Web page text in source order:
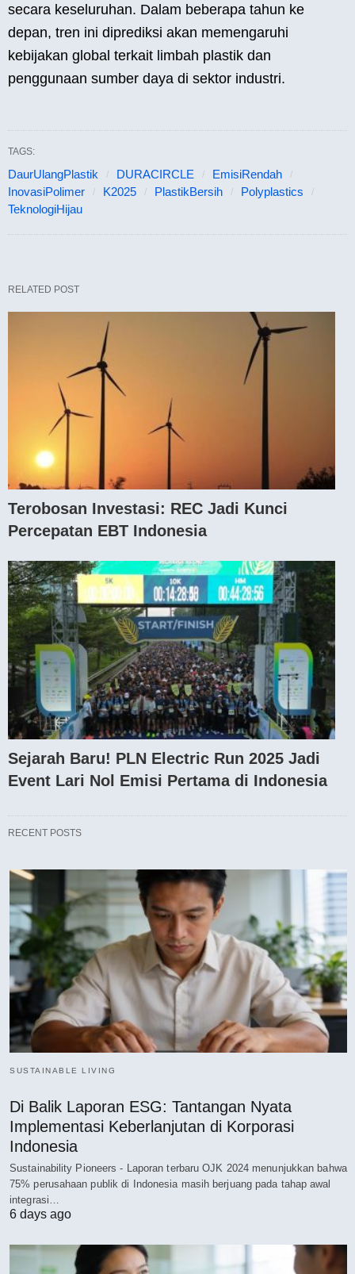
secara keseluruhan. Dalam beberapa tahun ke
depan, tren ini diprediksi akan memengaruhi
kebijakan global terkait limbah plastik dan
penggunaan sumber daya di sektor industri.
TAGS:
DaurUlangPlastik DURACIRCLE
EmisiRendah
InovasiPolimer
K2025 PlastikBersih
Polyplastics
TeknologiHijau
RELATED POST
Terobosan Investasi: REC Jadi Kunci
Percepatan EBT Indonesia
Sejarah Baru! PLN Electric Run 2025 Jadi
Event Lari Nol Emisi Pertama di Indonesia
RECENT POSTS
SUSTAINABLE LIVING
Di Balik Laporan ESG: Tantangan Nyata
Implementasi Keberlanjutan di Korporasi
Indonesia
Sustainability Pioneers - Laporan terbaru OJK 2024 menunjukkan bahwa
75% perusahaan publik di Indonesia masih berjuang pada tahap awal
integrasi…
6 days ago